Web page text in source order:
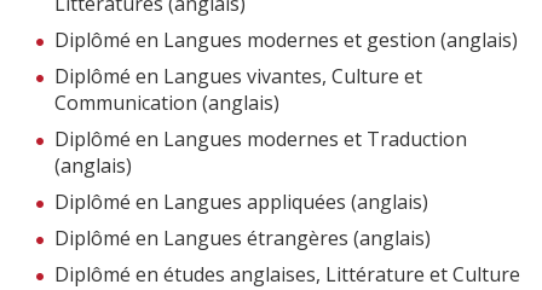
Diplômé en Langues modernes et gestion (anglais)
Diplômé en Langues vivantes, Culture et
Communication (anglais)
Diplômé en Langues modernes et Traduction
(anglais)
Diplômé en Langues appliquées (anglais)
Diplômé en Langues étrangères (anglais)
Diplômé en études anglaises, Littérature et Culture